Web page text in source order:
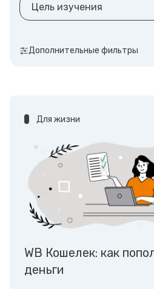
Цель изучения
Дополнительные фильтры
Для жизни
WB Кошелек: как
деньги